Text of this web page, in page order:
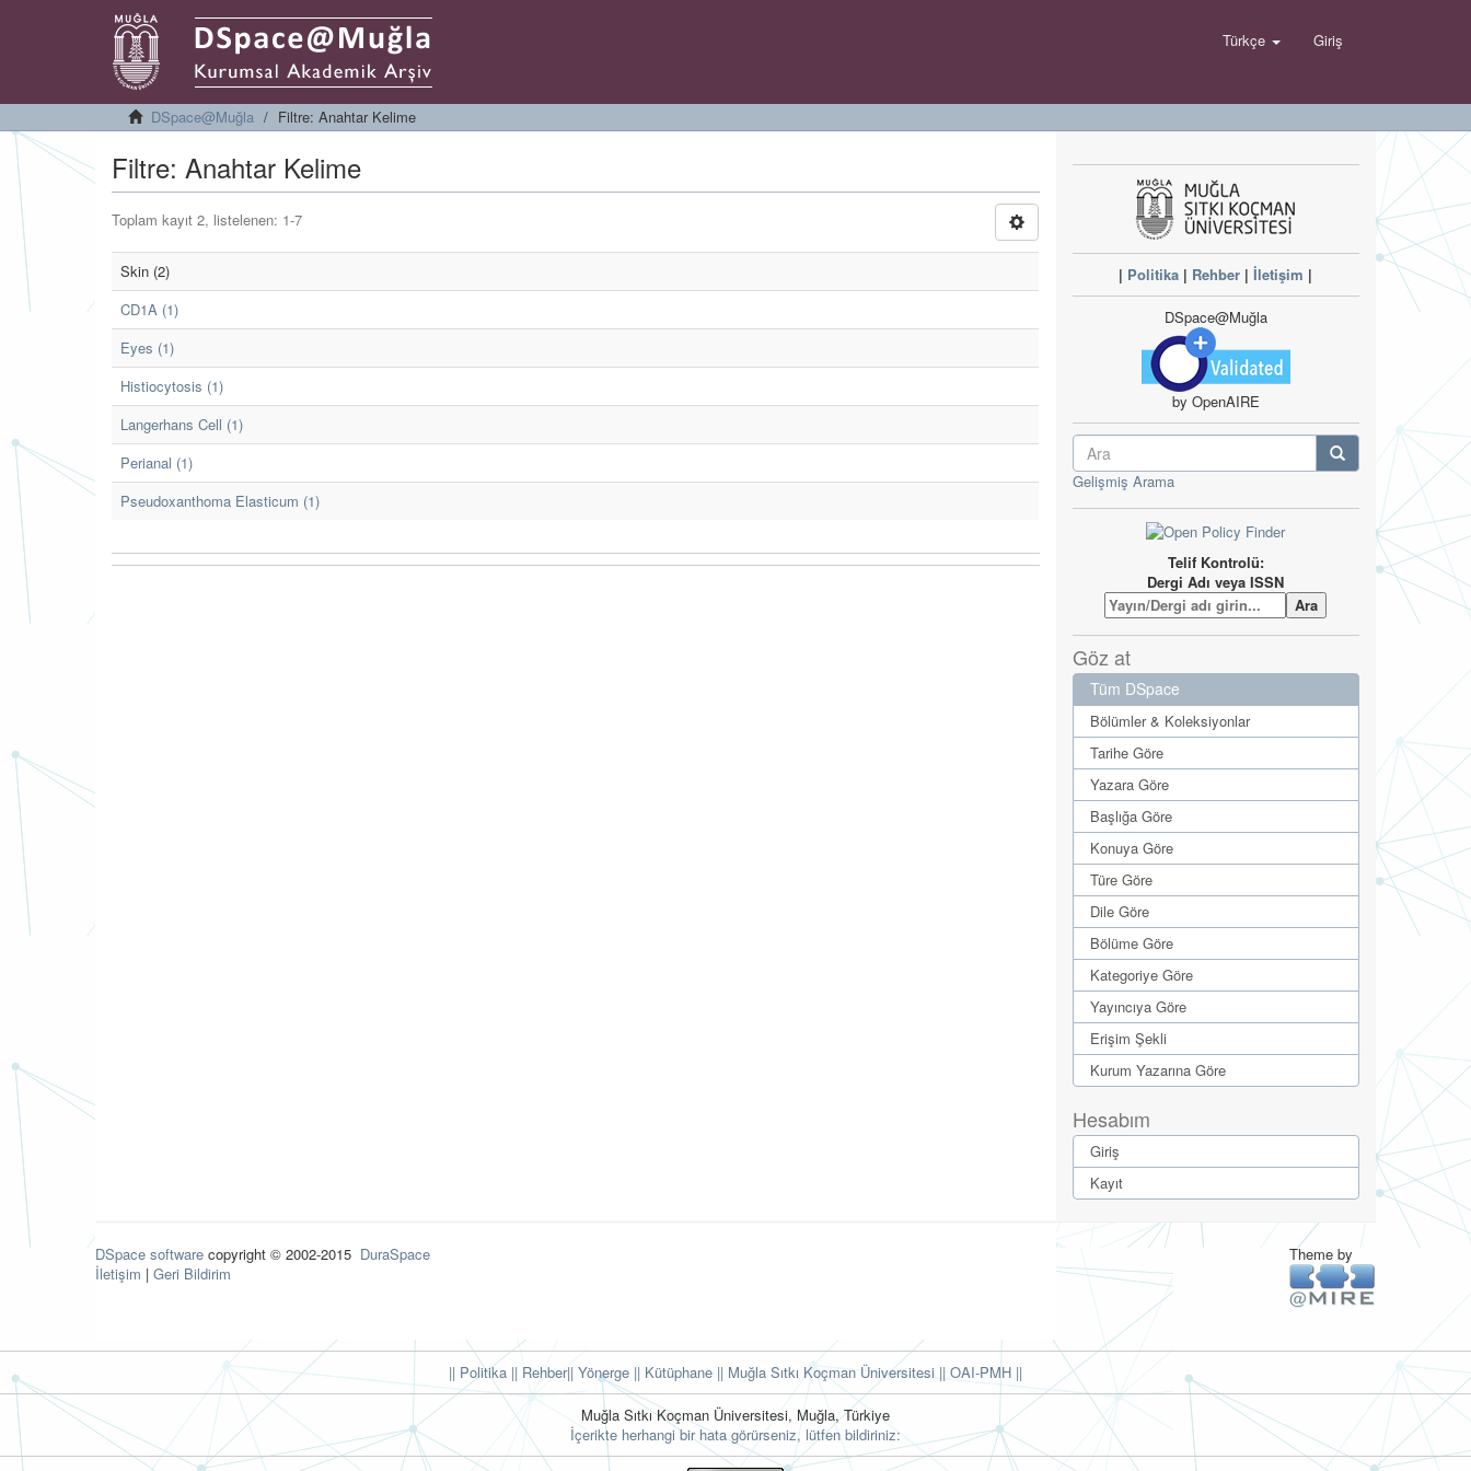
Türkçe Giriş
DSpace@Muğla Filtre: Anahtar Kelime
Filtre: Anahtar Kelime
Toplam kayıt 2, listelenen: 1-7
Skin (2)
CD1A (1)
Eyes (1)
Histiocytosis (1)
Langerhans Cell (1)
Perianal (1)
Pseudoxanthoma Elasticum (1)
| Politika | Rehber |İletişim |
DSpace@Muğla
by OpenAIRE
Gelişmiş Arama
Telif Kontrolü:
Dergi Adı veya ISSN
Göz at
Tüm DSpace
Bölümler & Koleksiyonlar
Tarihe Göre
Yazara Göre
Başlığa Göre
Konuya Göre
Türe Göre
Dile Göre
Bölüme Göre
Kategoriye Göre
Yayıncıya Göre
Erişim Şekli
Kurum Yazarına Göre
Hesabım
Giriş
Kayıt
DSpace software copyright © 2002-2015 DuraSpace
İletişim | Geri Bildirim
Theme by
|| Politika || Rehber|| Yönerge || Kütüphane || Muğla Sıtkı Koçman Üniversitesi || OAI-PMH ||
Muğla Sıtkı Koçman Üniversitesi, Muğla, Türkiye
İçerikte herhangi bir hata görürseniz, lütfen bildiriniz: